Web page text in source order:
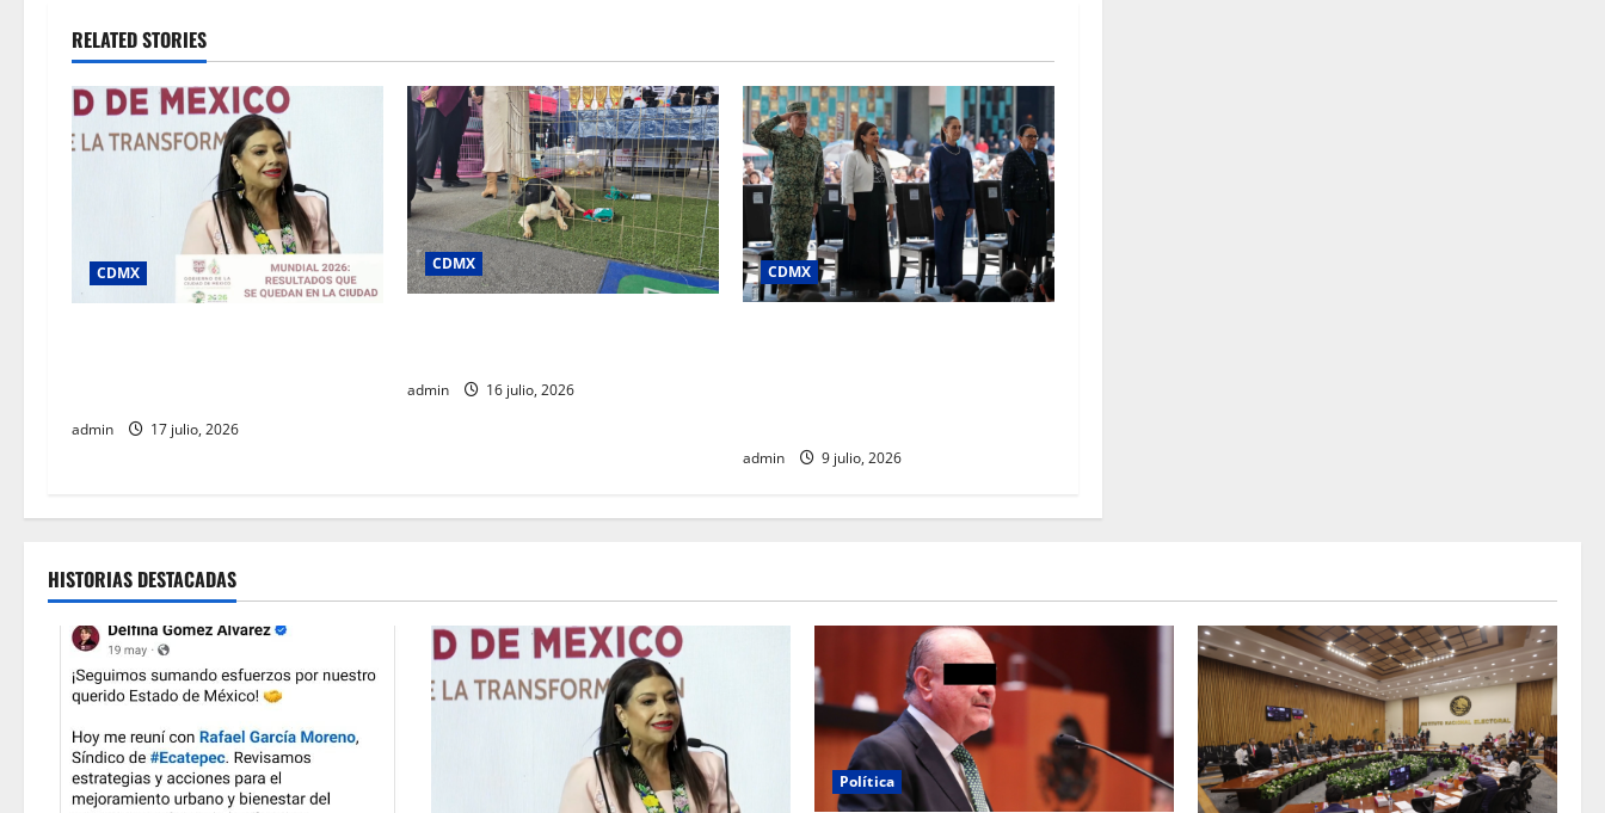
n
a
v
a
o
RELATED STORIES
CDMX
admin 17 julio, 2026
CDMX
admin 16 julio, 2026
CDMX
admin 9 julio, 2026
HISTORIAS DESTACADAS
Política